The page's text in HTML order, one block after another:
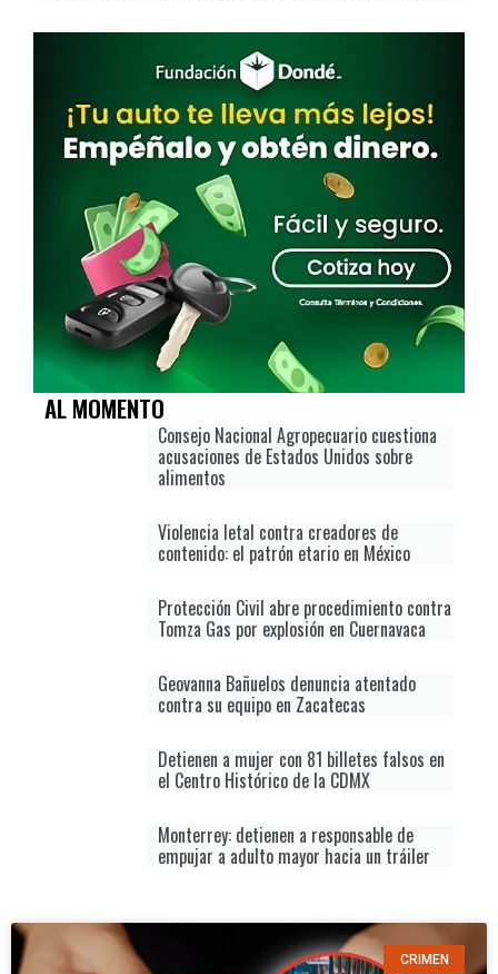
AL MOMENTO
Consejo Nacional Agropecuario cuestiona
acusaciones de Estados Unidos sobre
alimentos
Violencia letal contra creadores de
contenido: el patrón etario en México
Protección Civil abre procedimiento contra
Tomza Gas por explosión en Cuernavaca
Geovanna Bañuelos denuncia atentado
contra su equipo en Zacatecas
Detienen a mujer con 81 billetes falsos en
el Centro Histórico de la CDMX
Monterrey: detienen a responsable de
empujar a adulto mayor hacia un tráiler
CRIMEN